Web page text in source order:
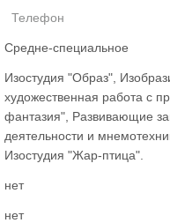
Телефон
Средне-специальное
Изостудия "Образ",
художественная работа с
фантазия", Развивающие
деятельности и
Изостудия "Жар-птица".
нет
нет